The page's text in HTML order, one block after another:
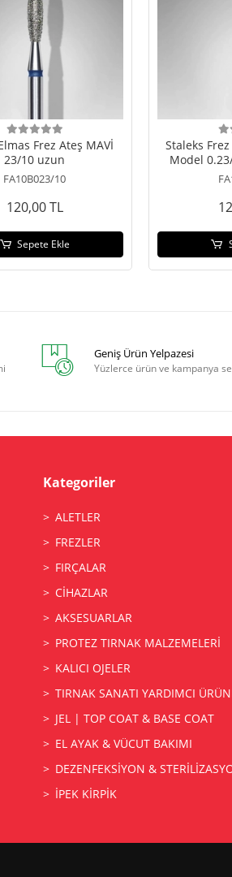
Frez Ateş MAVİ
23/10 uzun
FA10B023/10
120,00 TL
Sepete Ekle
Staleks
Model
Geniş Ürün Yelpazesi
Yüzlerce ürün ve kampanya
Kategoriler
ALETLER
FREZLER
FIRÇALAR
CİHAZLAR
AKSESUARLAR
PROTEZ TIRNAK MALZEMELERİ
KALICI OJELER
TIRNAK SANATI YARDIMCI
JEL | TOP COAT & BASE COAT
EL AYAK & VÜCUT BAKIMI
DEZENFEKSİYON &
İPEK KİRPİK